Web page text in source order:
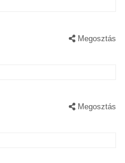
Megosztás
Megosztás